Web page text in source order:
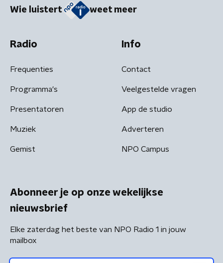
Wie luistert weet meer
Radio
Frequenties
Programma's
Presentatoren
Muziek
Gemist
Info
Contact
Veelgestelde vragen
App de studio
Adverteren
NPO Campus
Abonneer je op onze wekelijkse
nieuwsbrief
Elke zaterdag het beste van NPO Radio 1 in jouw
mailbox